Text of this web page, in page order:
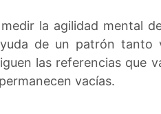
la agilidad mental
de un patrón
las referencias que
vacías.